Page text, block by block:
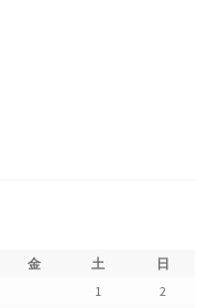
金 土
日
1
2